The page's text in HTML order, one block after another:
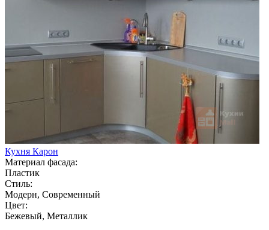
Кухня Карон
Материал фасада:
Пластик
Стиль:
Модерн, Современный
Цвет:
Бежевый, Металлик